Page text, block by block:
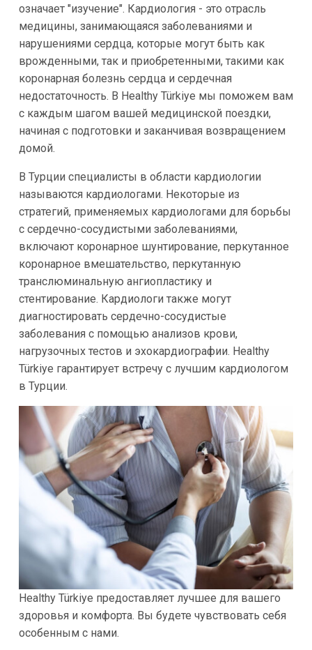
означает "изучение". Кардиология - это отрасль
медицины, занимающаяся заболеваниями и
нарушениями сердца, которые могут быть как
врожденными, так и приобретенными, такими как
коронарная болезнь сердца и сердечная
недостаточность. В Healthy Türkiye мы поможем вам
с каждым шагом вашей медицинской поездки,
начиная с подготовки и заканчивая возвращением
домой.
В Турции специалисты в области кардиологии
называются кардиологами. Некоторые из
стратегий, применяемых кардиологами для борьбы
с сердечно-сосудистыми заболеваниями,
включают коронарное шунтирование, перкутанное
коронарное вмешательство, перкутанную
транслюминальную ангиопластику и
стентирование. Кардиологи также могут
диагностировать сердечно-сосудистые
заболевания с помощью анализов крови,
нагрузочных тестов и эхокардиографии. Healthy
Türkiye гарантирует встречу с лучшим кардиологом
в Турции.
Healthy Türkiye предоставляет лучшее для вашего
здоровья и комфорта. Вы будете чувствовать себя
особенным с нами.